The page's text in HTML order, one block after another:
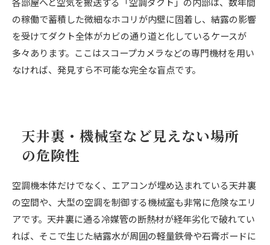
の稼働で蓄積した微細なホコリが内壁に固着し、結露の影響
を受けてダクト全体がカビの通り道と化しているケースが
多々あります。ここはスコープカメラなどの専門機材を用い
なければ、発見すら不可能な完全な盲点です。
天井裏・機械室など見えない場所
の危険性
空調機本体だけでなく、エアコンが埋め込まれている天井裏
の空間や、大型の空調を制御する機械室も非常に危険なエリ
アです。天井裏に通る冷媒管の断熱材が経年劣化で破れてい
れば、そこで生じた結露水が周囲の軽量鉄骨や石膏ボードに